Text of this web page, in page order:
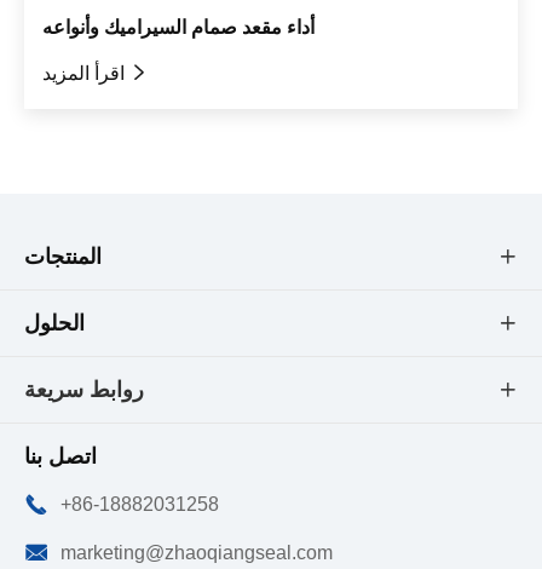
أداء مقعد صمام السيراميك وأنواعه

المنتجات 
الحلول 
روابط سريعة 
اتصل بنا
 +86-18882031258
 marketing@zhaoqiangseal.com